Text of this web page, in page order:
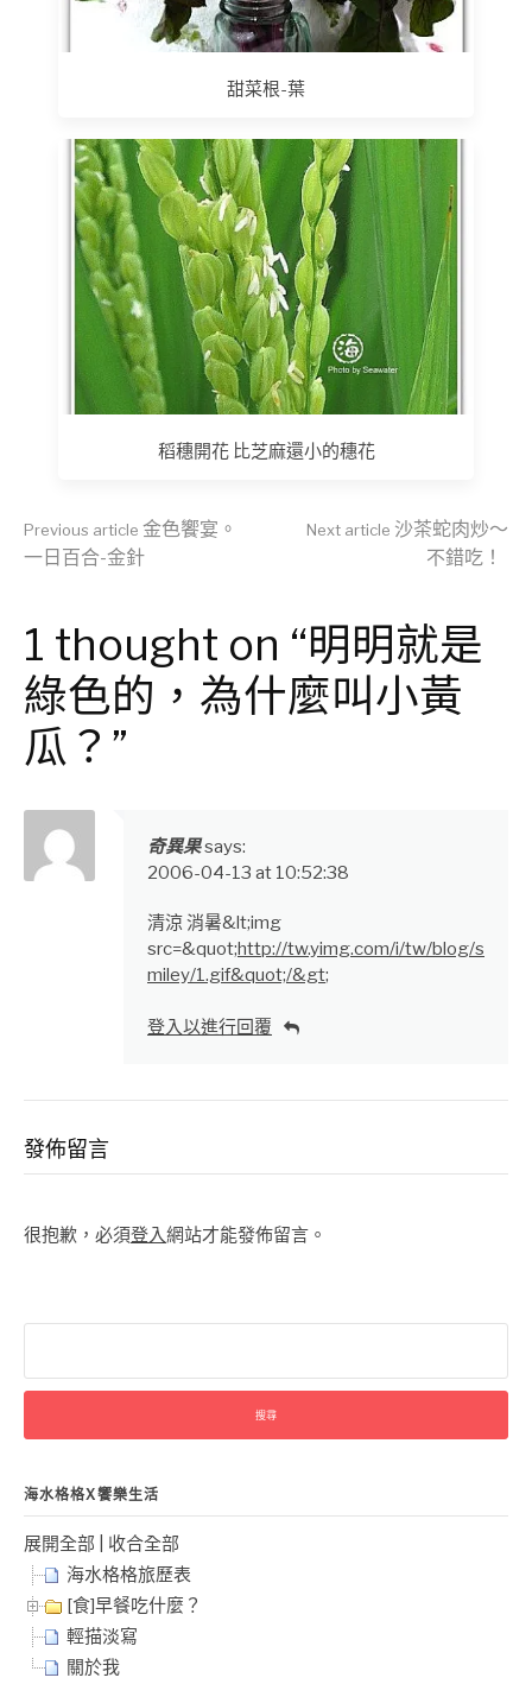
甜菜根-葉
稻穗開花 比芝麻還小的穗花
Continue
Reading
Previous article 金色饗宴。
一日百合-金針
Next article 沙茶蛇肉炒～
不錯吃！
1 thought on “明明就是
綠色的，為什麼叫小黃
瓜？”
奇異果says:
2006-04-13 at 10:52:38
清涼 消暑&lt;img
src=&quot;http://tw.yimg.com/i/tw/blog/s
miley/1.gif&quot;/&gt;
登入以進行回覆
發佈留言
很抱歉，必須登入網站才能發佈留言。
關
字:
海水格格X饗樂生活
展開全部
收合全部
海水格格旅歷表
[食]早餐吃什麼？
輕描淡寫
關於我